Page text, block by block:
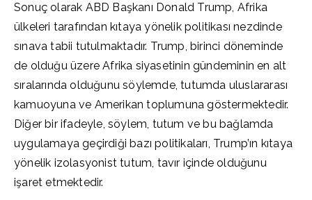
Sonuç olarak ABD Başkanı Donald Trump, Afrika
ülkeleri tarafından kıtaya yönelik politikası nezdinde
sınava tabii tutulmaktadır. Trump, birinci döneminde
de olduğu üzere Afrika siyasetinin gündeminin en alt
sıralarında olduğunu söylemde, tutumda uluslararası
kamuoyuna ve Amerikan toplumuna göstermektedir.
Diğer bir ifadeyle, söylem, tutum ve bu bağlamda
uygulamaya geçirdiği bazı politikaları, Trump’ın kıtaya
yönelik izolasyonist tutum, tavır içinde olduğunu
işaret etmektedir.